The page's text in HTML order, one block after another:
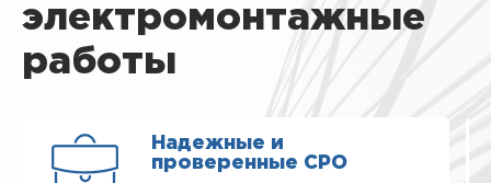
электромонтажные
работы
Надежные и
проверенные СРО